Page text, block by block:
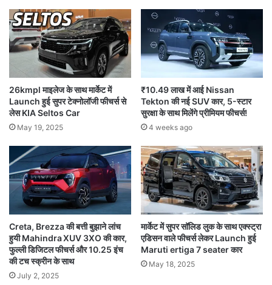
26kmpl माइलेज के साथ मार्केट में
Launch हुई सुपर टेक्नोलॉजी फीचर्स से
लेस KIA Seltos Car
May 19, 2025
₹10.49 लाख में आई Nissan
Tekton की नई SUV कार, 5-स्टार
सुरक्षा के साथ मिलेंगे प्रीमियम फीचर्स!
4 weeks ago
Creta, Brezza की बत्ती बुझाने लांच
हुयी Mahindra XUV 3XO की कार,
फुल्ली डिजिटल फीचर्स और 10.25 इंच
की टच स्क्रीन के साथ
July 2, 2025
मार्केट में सुपर सॉलिड लुक के साथ एक्स्ट्रा
एडिसन वाले फीचर्स लेकर Launch हुई
Maruti ertiga 7 seater कार
May 18, 2025